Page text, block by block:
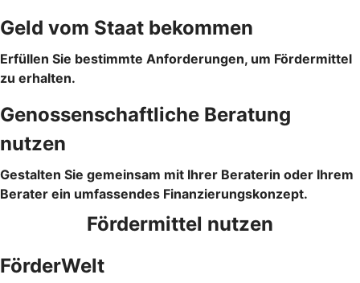
Geld vom Staat bekommen
Erfüllen Sie bestimmte Anforderungen, um Fördermittel
zu erhalten.
Genossenschaftliche Beratung
nutzen
Gestalten Sie gemeinsam mit Ihrer Beraterin oder Ihrem
Berater ein umfassendes Finanzierungskonzept.
Fördermittel nutzen
FörderWelt